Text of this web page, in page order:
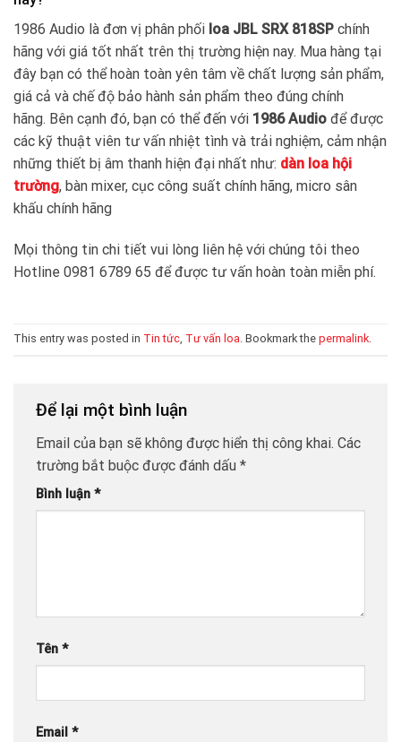
1986 Audio là đơn vị phân phối loa JBL SRX 818SP chính
hãng với giá tốt nhất trên thị trường hiện nay. Mua hàng tại
đây bạn có thể hoàn toàn yên tâm về chất lượng sản phẩm,
giá cả và chế độ bảo hành sản phẩm theo đúng chính
hãng. Bên cạnh đó, bạn có thể đến với 1986 Audio để được
các kỹ thuật viên tư vấn nhiệt tình và trải nghiệm, cảm nhận
những thiết bị âm thanh hiện đại nhất như: dàn loa hội
trường, bàn mixer, cục công suất chính hãng, micro sân
khấu chính hãng
Mọi thông tin chi tiết vui lòng liên hệ với chúng tôi theo
Hotline 0981 6789 65 để được tư vấn hoàn toàn miễn phí.
This entry was posted in Tin tức, Tư vấn loa. Bookmark the permalink.
Để lại một bình luận
Email của bạn sẽ không được hiển thị công khai. Các
trường bắt buộc được đánh dấu *
Bình luận *
Tên *
Email *